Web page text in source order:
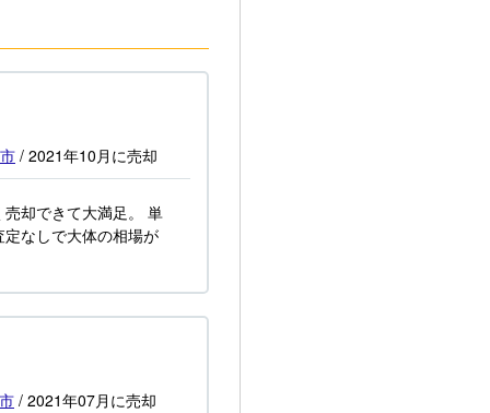
/ 2021年10月 に売却
却できて大満足。 単
なしで大体の相場が
/ 2021年07月 に売却